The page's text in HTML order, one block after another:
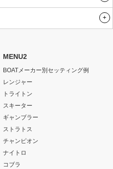
MENU2
BOATメーカー別セッティング例
レンジャー
トライトン
スキーター
ギャンブラー
ストラトス
チャンピオン
ナイトロ
コブラ